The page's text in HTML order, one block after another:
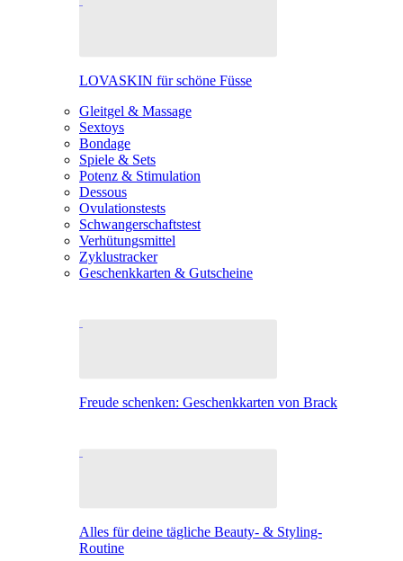
LOVASKIN für schöne Füsse
Gleitgel & Massage
Sextoys
Bondage
Spiele & Sets
Potenz & Stimulation
Dessous
Ovulationstests
Schwangerschaftstest
Verhütungsmittel
Zyklustracker
Geschenkkarten & Gutscheine
Freude schenken: Geschenkkarten von Brack
Alles für deine tägliche Beauty- & Styling-
Routine